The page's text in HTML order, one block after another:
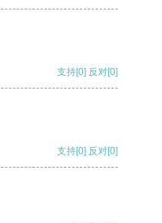
支持[0] 反对[0]
支持[0] 反对[0]